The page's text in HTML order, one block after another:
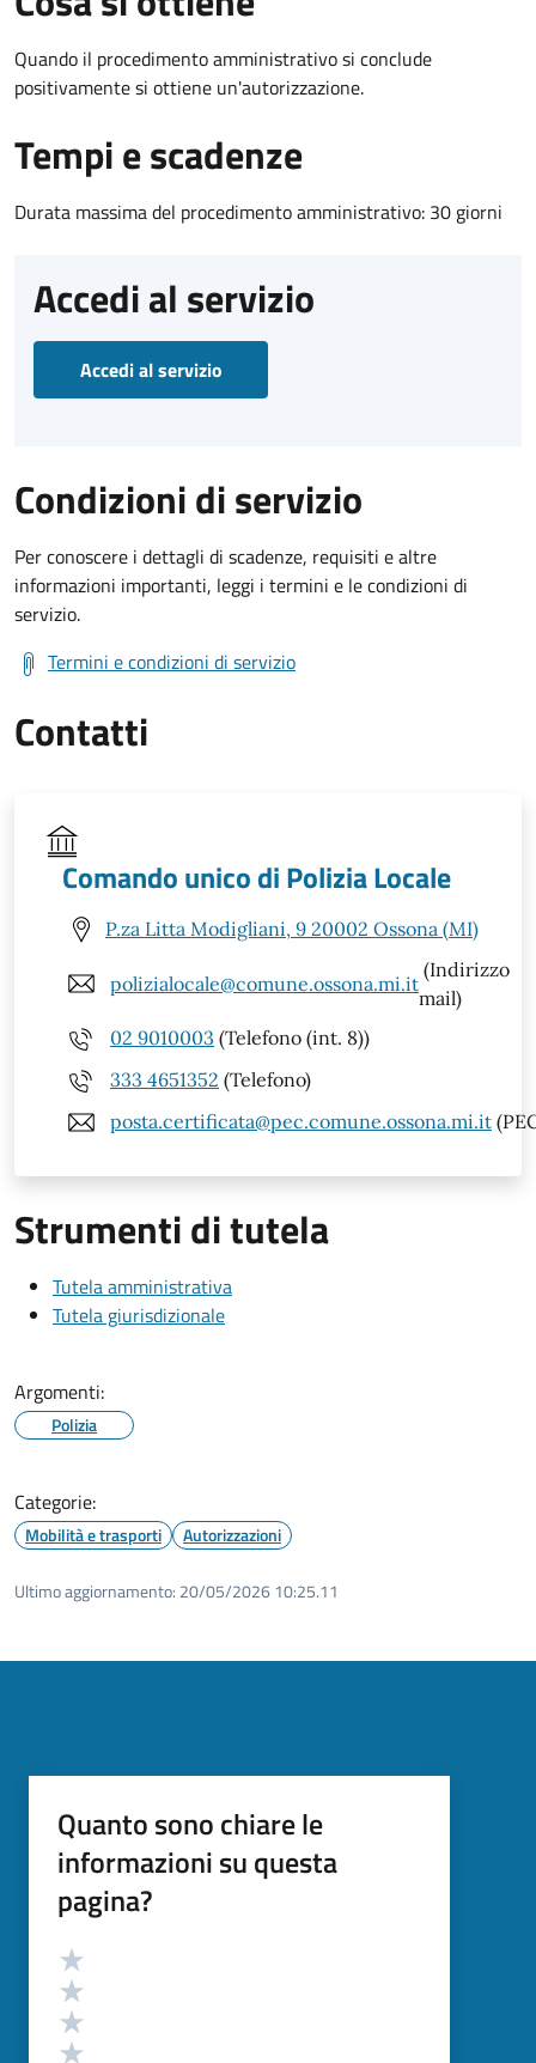
Quando il procedimento amministrativo si conclude
positivamente si ottiene un'autorizzazione.
Tempi e scadenze
Durata massima del procedimento amministrativo: 30 giorni
Accedi al servizio
Accedi al servizio
Condizioni di servizio
Per conoscere i dettagli di scadenze, requisiti e altre
informazioni importanti, leggi i termini e le condizioni di
servizio.
Termini e condizioni di servizio
Contatti
Comando unico di Polizia Locale
P.za Litta Modigliani, 9 20002 Ossona (MI)
polizialocale@comune.ossona.mi.it
(Indirizzo
mail)
02 9010003 (Telefono (int. 8))
333 4651352 (Telefono)
posta.certificata@pec.comune.ossona.mi.it
Strumenti di tutela
Tutela amministrativa
Tutela giurisdizionale
Argomenti:
Polizia
Categorie:
Mobilità e trasporti Autorizzazioni
Ultimo aggiornamento: 20/05/2026 10:25.11
Quanto sono chiare le
informazioni su questa
pagina?
Valutazione